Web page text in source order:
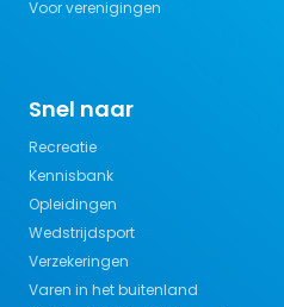
Voor verenigingen
Snel naar
Recreatie
Kennisbank
Opleidingen
Wedstrijdsport
Verzekeringen
Varen in het buitenland